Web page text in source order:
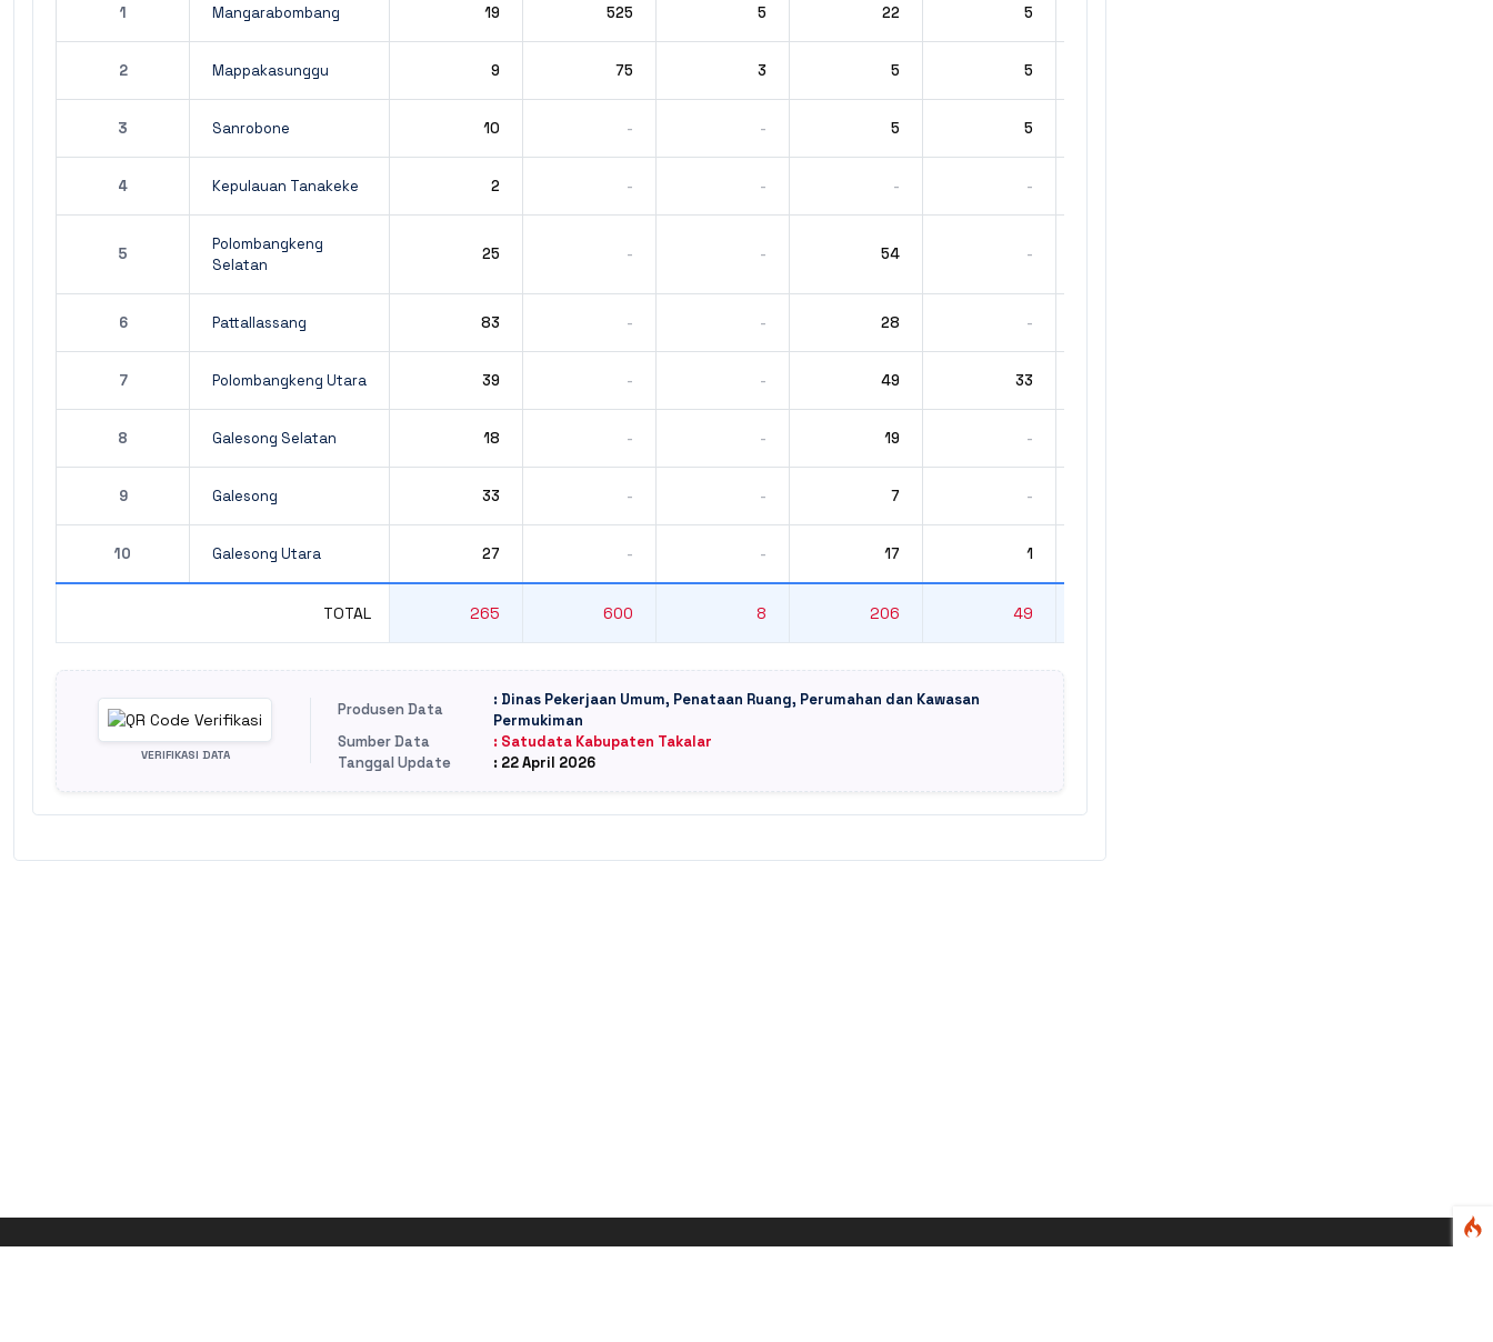
1 Mangarabombang 19 525 5 22 5
2 Mappakasunggu 9 75 3 5 5
3 Sanrobone 10 - - 5 5
4 Kepulauan Tanakeke 2 - - - -
5
Polombangkeng
Selatan
25 - - 54 -
6 Pattallassang 83 - - 28 -
7 Polombangkeng Utara 39 - - 49 33
8 Galesong Selatan 18 - - 19 -
9 Galesong 33 - - 7 -
10 Galesong Utara 27 - - 17 1
TOTAL 265 600 8 206 49
VERIFIKASI DATA
Produsen Data
: Dinas Pekerjaan Umum, Penataan Ruang, Perumahan dan Kawasan
Permukiman
Sumber Data
: Satudata Kabupaten Takalar
Tanggal Update
: 22 April 2026